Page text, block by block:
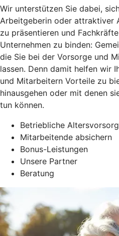
Wir unterstützen Sie dabei,
Arbeitgeberin oder attraktiver
zu präsentieren und
Unternehmen zu binden:
die Sie bei der Vorsorge und
lassen. Denn damit helfen wir
und Mitarbeitern Vorteile zu
hinausgehen oder mit denen
tun können.
Betriebliche
Mitarbeitende absichern
Bonus-Leistungen
Unsere Partner
Beratung